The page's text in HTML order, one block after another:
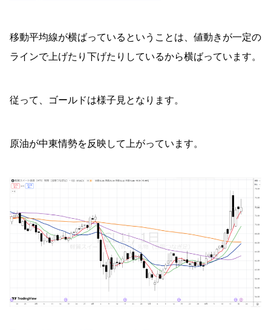
移動平均線が横ばっているということは、値動きが一定の
ラインで上げたり下げたりしているから横ばっています。
従って、ゴールドは様子見となります。
原油が中東情勢を反映して上がっています。